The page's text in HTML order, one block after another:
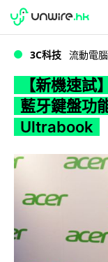
WWDC 2026
3C科技 流動電腦
【新機速
藍牙鍵盤功
Ultrabook